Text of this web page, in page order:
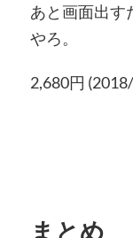
あと画面出す
やろ。
2,680円
まとめ